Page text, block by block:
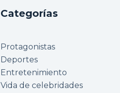
Categorías
Protagonistas
Deportes
Entretenimiento
Vida de celebridades